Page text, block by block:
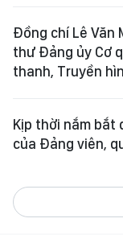
Đồng chí Lê Văn
thư Đảng ủy Cơ
thanh, Truyền
Kịp thời nắm bắt
của Đảng viên,